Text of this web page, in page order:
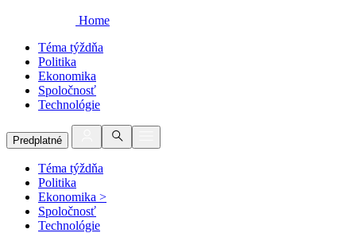
Home
Téma týždňa
Politika
Ekonomika
Spoločnosť
Technológie
Predplatné
Téma týždňa
Politika
Ekonomika >
Spoločnosť
Technológie